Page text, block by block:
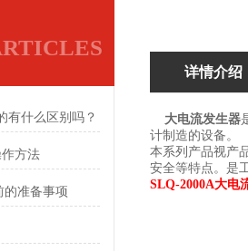
有什么区别吗？
方法
的准备事项
详情介绍
大电流发生器
计制造的设备。
本系列产品视产
安全等特点。是
SLQ-2000A大电